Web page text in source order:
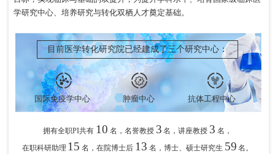
学研究中心、培养研究与转化双栖人才奠定基础。
目前医学转化研究院已经建成了三个研究中心：
国际免疫学中心 肿瘤中心 抗体工程中心
拥有全职PI共有 10 名，名誉教授 3 名，讲座教授 3 名，
在职科研助理 15 名，在院博士后 13 名，博士、硕士研究生 59 名。